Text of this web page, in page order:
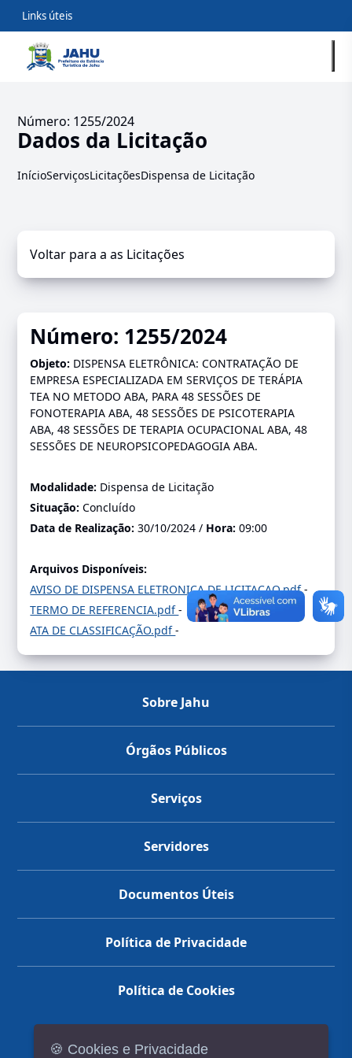
Links úteis
Número: 1255/2024
Dados da Licitação
InícioServiçosLicitaçõesDispensa de Licitação
Voltar para a as Licitações
Número: 1255/2024
Objeto: DISPENSA ELETRÔNICA: CONTRATAÇÃO DE
EMPRESA ESPECIALIZADA EM SERVIÇOS DE TERÁPIA
TEA NO METODO ABA, PARA 48 SESSÕES DE
FONOTERAPIA ABA, 48 SESSÕES DE PSICOTERAPIA
ABA, 48 SESSÕES DE TERAPIA OCUPACIONAL ABA, 48
SESSÕES DE NEUROPSICOPEDAGOGIA ABA.
Modalidade: Dispensa de Licitação
Situação:Concluído
Data de Realização:30/10/2024 / Hora:09:00
Arquivos Disponíveis:
AVISO DE DISPENSA ELETRONICA DE LICITACAO.pdf-
TERMO DE REFERENCIA.pdf-
ATA DE CLASSIFICAÇÃO.pdf-
Sobre Jahu
Órgãos Públicos
Serviços
Servidores
Documentos Úteis
Política de Privacidade
Política de Cookies
🍪 Cookies e Privacidade